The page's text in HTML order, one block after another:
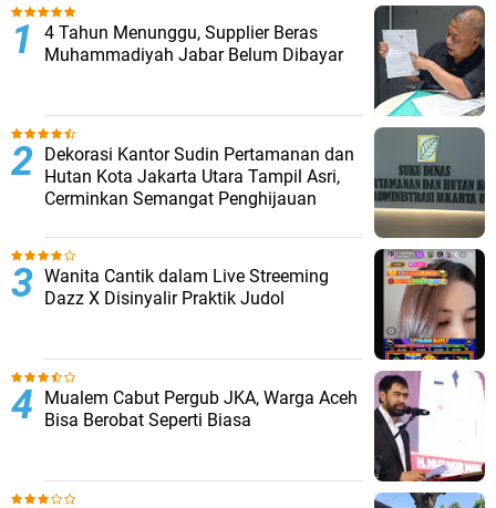
4 Tahun Menunggu, Supplier Beras
Muhammadiyah Jabar Belum Dibayar
Dekorasi Kantor Sudin Pertamanan dan
Hutan Kota Jakarta Utara Tampil Asri,
Cerminkan Semangat Penghijauan
Wanita Cantik dalam Live Streeming
Dazz X Disinyalir Praktik Judol
Mualem Cabut Pergub JKA, Warga Aceh
Bisa Berobat Seperti Biasa